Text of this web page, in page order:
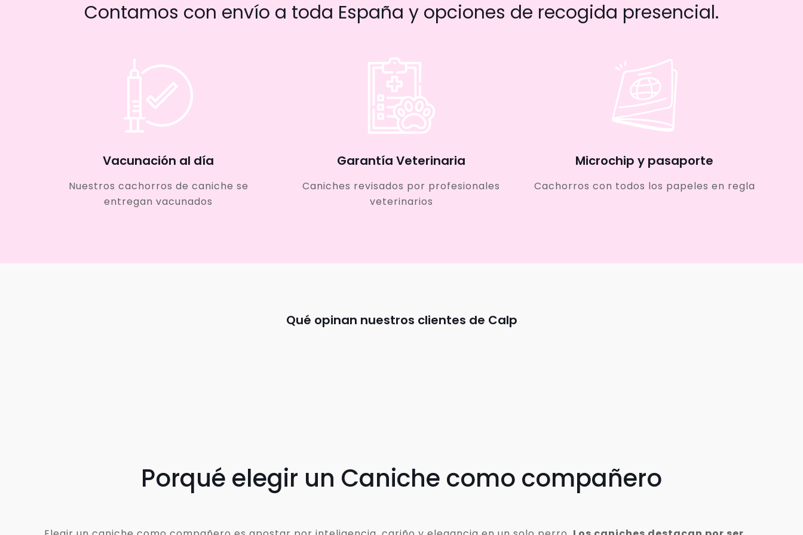
Contamos con envío a toda España y opciones de recogida presencial.
Vacunación al día
Nuestros cachorros de caniche se
entregan vacunados
Garantía Veterinaria
Caniches revisados por profesionales
veterinarios
Microchip y pasaporte
Cachorros con todos los papeles en regla
Qué opinan nuestros clientes de Calp
Porqué elegir un Caniche como compañero